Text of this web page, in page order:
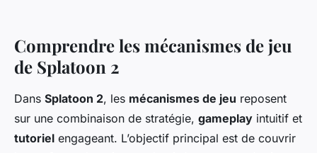
Comprendre les mécanismes de jeu
de Splatoon 2
Dans Splatoon 2, les mécanismes de jeu reposent
sur une combinaison de stratégie, gameplay intuitif et
tutoriel engageant. L’objectif principal est de couvrir